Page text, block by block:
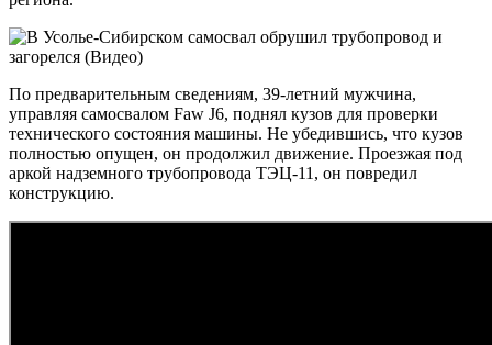
По предварительным сведениям, 39-летний мужчина,
управляя самосвалом Faw J6, поднял кузов для проверки
технического состояния машины. Не убедившись, что кузов
полностью опущен, он продолжил движение. Проезжая под
аркой надземного трубопровода ТЭЦ-11, он повредил
конструкцию.